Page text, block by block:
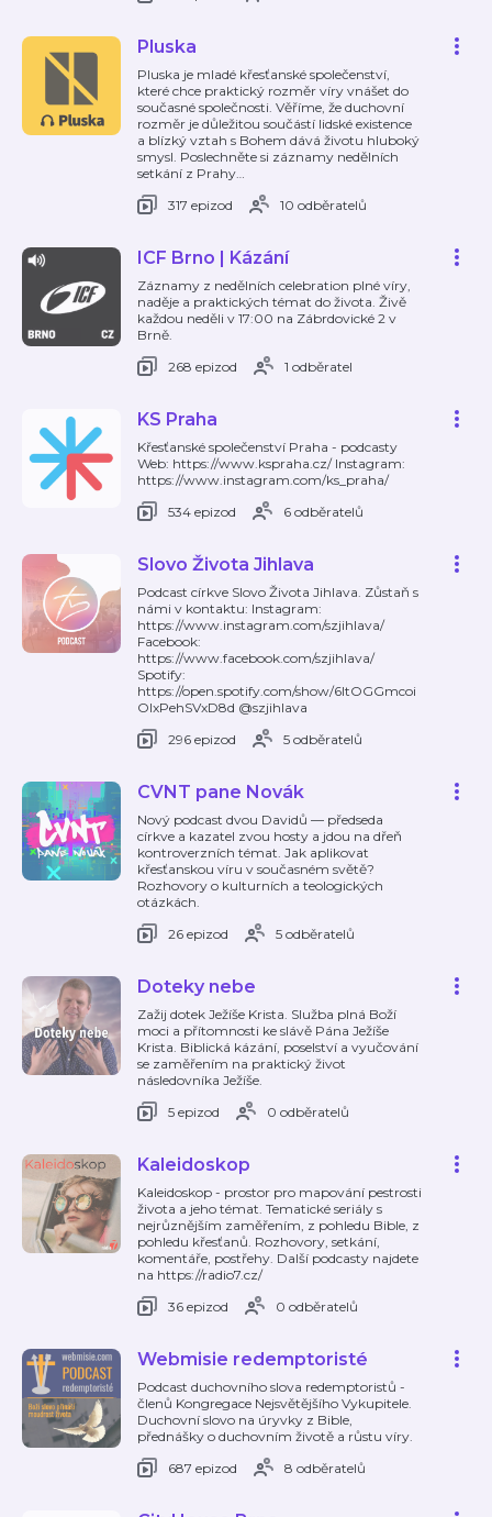
Pluska
Pluska je mladé křesťanské společenství,
které chce praktický rozměr víry vnášet do
současné společnosti. Věříme, že duchovní
rozměr je důležitou součástí lidské existence
a blízký vztah s Bohem dává životu hluboký
smysl. Poslechněte si záznamy nedělních
setkání z Prahy…
317 epizod
10 odběratelů
ICF Brno | Kázání
Záznamy z nedělních celebration plné víry,
naděje a praktických témat do života. Živě
každou neděli v 17:00 na Zábrdovické 2 v
Brně.
268 epizod
1 odběratel
KS Praha
Křesťanské společenství Praha - podcasty
Web: https://www.kspraha.cz/ Instagram:
https://www.instagram.com/ks_praha/
534 epizod
6 odběratelů
Slovo Života Jihlava
Podcast církve Slovo Života Jihlava. Zůstaň s
námi v kontaktu: Instagram:
https://www.instagram.com/szjihlava/
Facebook:
https://www.facebook.com/szjihlava/
Spotify:
https://open.spotify.com/show/6ltOGGmcoi
OIxPehSVxD8d @szjihlava
296 epizod
5 odběratelů
CVNT pane Novák
Nový podcast dvou Davidů — předseda
církve a kazatel zvou hosty a jdou na dřeň
kontroverzních témat. Jak aplikovat
křesťanskou víru v současném světě?
Rozhovory o kulturních a teologických
otázkách.
26 epizod
5 odběratelů
Doteky nebe
Zažij dotek Ježíše Krista. Služba plná Boží
moci a přítomnosti ke slávě Pána Ježíše
Krista. Biblická kázání, poselství a vyučování
se zaměřením na praktický život
následovníka Ježíše.
5 epizod
0 odběratelů
Kaleidoskop
Kaleidoskop - prostor pro mapování pestrosti
života a jeho témat. Tematické seriály s
nejrůznějším zaměřením, z pohledu Bible, z
pohledu křesťanů. Rozhovory, setkání,
komentáře, postřehy. Další podcasty najdete
na https://radio7.cz/
36 epizod
0 odběratelů
Webmisie redemptoristé
Podcast duchovního slova redemptoristů -
členů Kongregace Nejsvětějšího Vykupitele.
Duchovní slovo na úryvky z Bible,
přednášky o duchovním životě a růstu víry.
687 epizod
8 odběratelů